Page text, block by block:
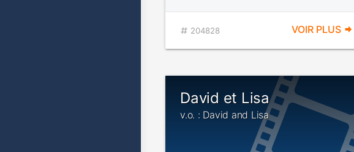
204828 VOIR PLUS
David et Lisa
v.o. : David and Lisa